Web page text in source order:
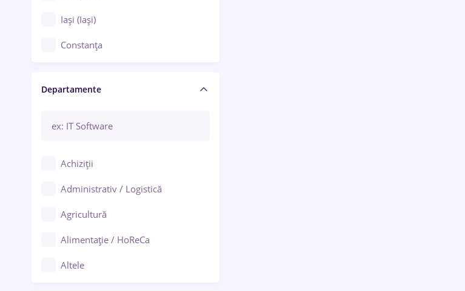
Iași (Iași)
Constanța
Brașov
Bacău
Galați (Galați)
Ploiești
Departamente
Achiziții
Administrativ / Logistică
Agricultură
Alimentație / HoReCa
Altele